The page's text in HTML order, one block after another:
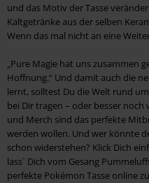
und das Motiv der Tasse
Kaltgetränke aus der selben
Wenn das mal nicht an eine
„Pure Magie hat uns zusammen
Hoffnung.“ Und damit auch die
lernt, solltest Du die Welt rund
bei Dir tragen – oder besser noch
und Merch sind das perfekte
werden wollen. Und wer könnte
schon widerstehen? Klick Dich
lass´ Dich vom Gesang
perfekte Pokémon Tasse online